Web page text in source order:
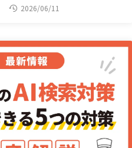
2026/06/11